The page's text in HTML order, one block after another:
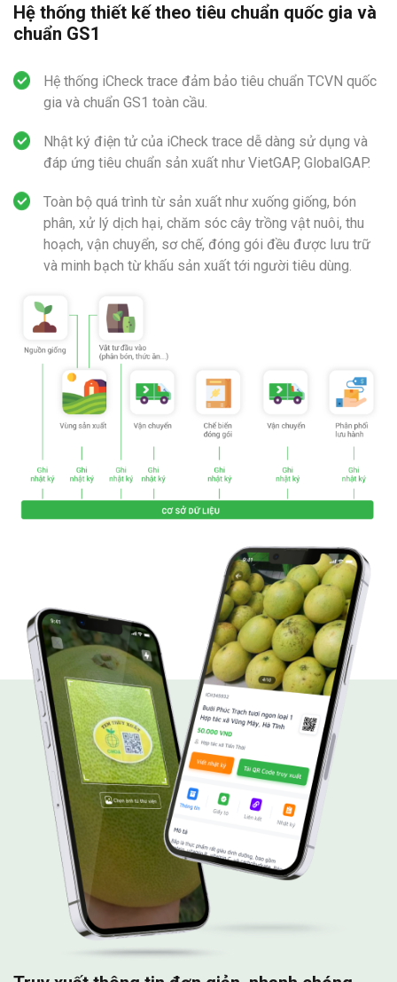
Hệ thống thiết kế theo tiêu chuẩn quốc gia và
chuẩn GS1
Hệ thống iCheck trace đảm bảo tiêu chuẩn TCVN quốc
gia và chuẩn GS1 toàn cầu.
Nhật ký điện tử của iCheck trace dễ dàng sử dụng và
đáp ứng tiêu chuẩn sản xuất như VietGAP, GlobalGAP.
Toàn bộ quá trình từ sản xuất như xuống giống, bón
phân, xử lý dịch hại, chăm sóc cây trồng vật nuôi, thu
hoạch, vận chuyển, sơ chế, đóng gói đều được lưu trữ
và minh bạch từ khấu sản xuất tới người tiêu dùng.